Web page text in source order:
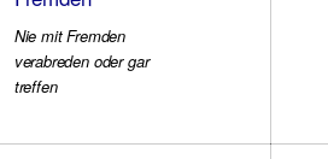
Nie mit Fremden
verabreden oder gar
treffen